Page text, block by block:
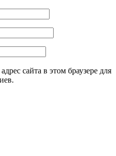
сайта в этом браузере для